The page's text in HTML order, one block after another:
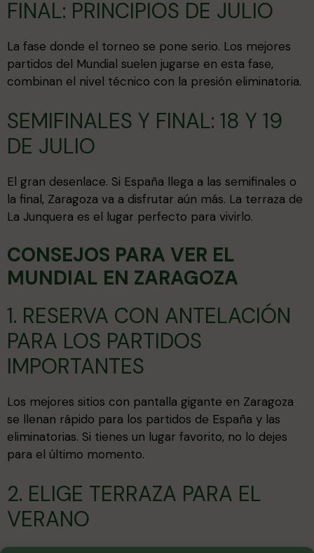
FINAL: PRINCIPIOS DE JULIO
La fase donde el torneo se pone serio. Los mejores
partidos del Mundial suelen jugarse en esta fase,
combinan el nivel técnico con la presión eliminatoria.
SEMIFINALES Y FINAL: 18 Y 19
DE JULIO
El gran desenlace. Si España llega a las semifinales o
la final, Zaragoza va a disfrutar aún más. La terraza de
La Junquera es el lugar perfecto para vivirlo.
CONSEJOS PARA VER EL
MUNDIAL EN ZARAGOZA
1. RESERVA CON ANTELACIÓN
PARA LOS PARTIDOS
IMPORTANTES
Los mejores sitios con pantalla gigante en Zaragoza
se llenan rápido para los partidos de España y las
eliminatorias. Si tienes un lugar favorito, no lo dejes
para el último momento.
2. ELIGE TERRAZA PARA EL
VERANO